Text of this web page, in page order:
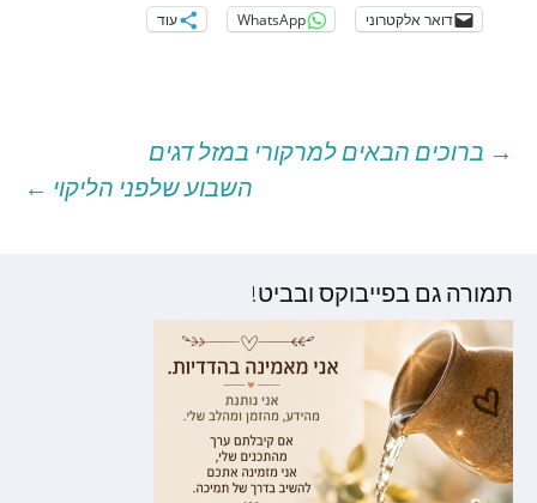
דואר אלקטרוני WhatsApp עוד
ניווט
→ ברוכים הבאים למרקורי במזל דגים
השבוע שלפני הליקוי ←
תמורה גם בפייבוקס ובביט!